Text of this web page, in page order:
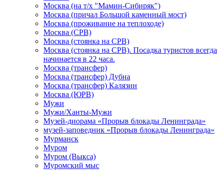
Москва (на т/х "Мамин-Сибиряк")
Москва (причал Большой каменный мост)
Москва (проживание на теплоходе)
Москва (СРВ)
Москва (стоянка на СРВ)
Москва (стоянка на СРВ). Посадка туристов всегда
начинается в 22 часа.
Москва (трансфер)
Москва (трансфер) Дубна
Москва (трансфер) Калязин
Москва (ЮРВ)
Мужи
Мужи/Ханты-Мужи
Музей-диорама «Прорыв блокады Ленинграда»
музей-заповедник «Прорыв блокады Ленинграда»
Мурманск
Муром
Муром (Выкса)
Муромский мыс